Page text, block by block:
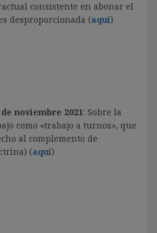
consistente en abonar el
desproporcionada (aquí)
de noviembre 2021: Sobre la
como «trabajo a turnos», que
al complemento de
(aquí)